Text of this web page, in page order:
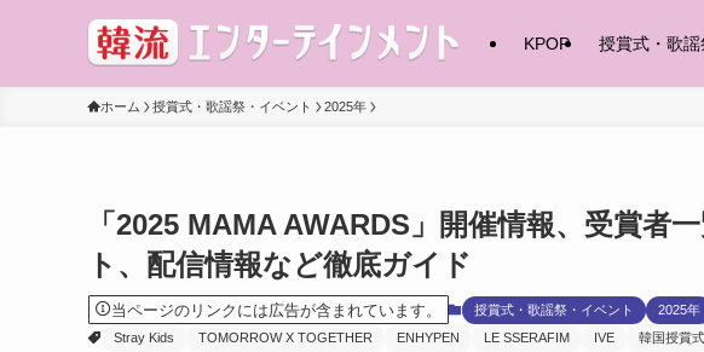
KPOP 授賞式・歌
ホーム 授賞式・歌謡祭・イベント 2025年
「2025 MAMA AWARDS」開催情報、受賞者
ト、配信情報など徹底ガイド
当ページのリンクには広告が含まれています。 授賞式・歌謡祭・イベント 2025年
Stray Kids
TOMORROW X TOGETHER ENHYPEN LE SSERAFIM IVE 韓国授賞式